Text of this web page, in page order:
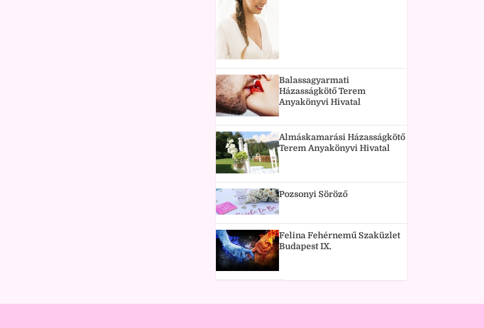
Balassagyarmati
Házasságkötő Terem
Anyakönyvi Hivatal
Almáskamarási Házasságkötő
Terem Anyakönyvi Hivatal
Pozsonyi Söröző
Felina Fehérnemű Szaküzlet
Budapest IX.